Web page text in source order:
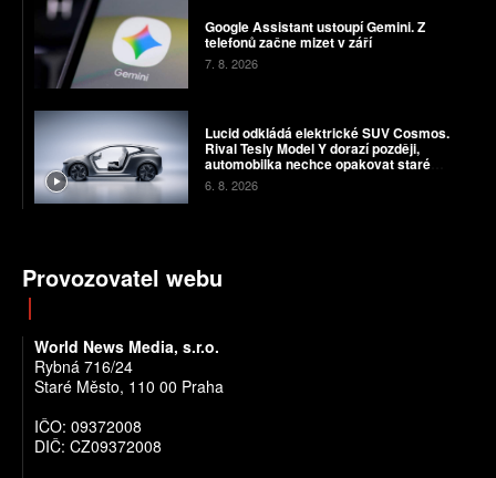
Google Assistant ustoupí Gemini. Z
telefonů začne mizet v září
7. 8. 2026
Lucid odkládá elektrické SUV Cosmos.
Rival Tesly Model Y dorazí později,
automobilka nechce opakovat staré
chyby
6. 8. 2026
Provozovatel webu
World News Media, s.r.o.
Rybná 716/24
Staré Město, 110 00 Praha
IČO: 09372008
DIČ: CZ09372008